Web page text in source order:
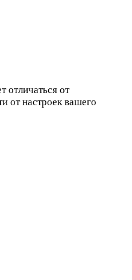
отличаться от
от настроек вашего